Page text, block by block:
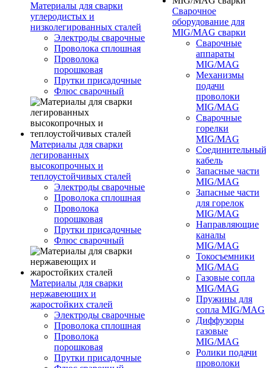
Материалы для сварки
углеродистых и
низколегированных сталей
Электроды сварочные
Проволока сплошная
Проволока
порошковая
Прутки присадочные
Флюс сварочный
Материалы для сварки
легированных
высокопрочных и
теплоустойчивых сталей
Электроды сварочные
Проволока сплошная
Проволока
порошковая
Прутки присадочные
Флюс сварочный
Материалы для сварки
нержавеющих и
жаростойких сталей
Электроды сварочные
Проволока сплошная
Проволока
порошковая
Прутки присадочные
Сварочное
оборудование для
MIG/MAG сварки
Сварочные
аппараты
MIG/MAG
Механизмы
подачи
проволоки
MIG/MAG
Сварочные
горелки
MIG/MAG
Соединительный
кабель
Запасные части
MIG/MAG
Запасные части
для горелок
MIG/MAG
Направляющие
каналы
MIG/MAG
Токосъемники
MIG/MAG
Газовые сопла
MIG/MAG
Пружины для
сопла MIG/MAG
Диффузоры
газовые
MIG/MAG
Ролики подачи
проволоки